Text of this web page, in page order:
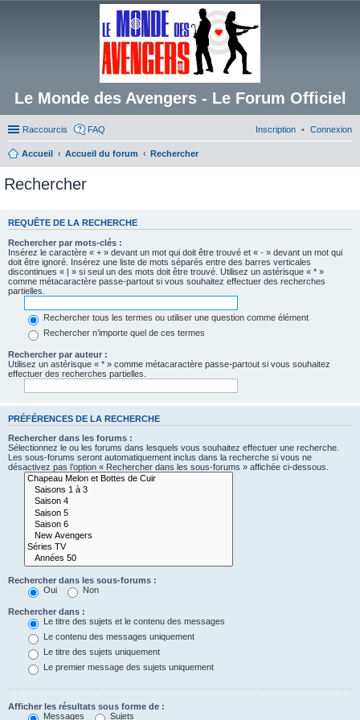
Le Monde des Avengers - Le Forum Officiel
Raccourcis FAQ Connexion
Inscription
Accueil Accueil du forum Rechercher
Rechercher
REQUÊTE DE LA RECHERCHE
Rechercher par mots-clés :
Insérez le caractère « + » devant un mot qui doit être trouvé et « - » devant un mot qui
doit être ignoré. Insérez une liste de mots séparés entre des barres verticales
discontinues « | » si seul un des mots doit être trouvé. Utilisez un astérisque « * »
comme métacaractère passe-partout si vous souhaitez effectuer des recherches
partielles.
Rechercher tous les termes ou utiliser une question comme élément
Rechercher n’importe quel de ces termes
Rechercher par auteur :
Utilisez un astérisque « * » comme métacaractère passe-partout si vous souhaitez
effectuer des recherches partielles.
PRÉFÉRENCES DE LA RECHERCHE
Rechercher dans les forums :
Sélectionnez le ou les forums dans lesquels vous souhaitez effectuer une recherche.
Les sous-forums seront automatiquement inclus dans la recherche si vous ne
désactivez pas l’option « Rechercher dans les sous-forums » affichée ci-dessous.
Rechercher dans les sous-forums :
Oui
Non
Rechercher dans :
Le titre des sujets et le contenu des messages
Le contenu des messages uniquement
Le titre des sujets uniquement
Le premier message des sujets uniquement
Afficher les résultats sous forme de :
Messages
Sujets